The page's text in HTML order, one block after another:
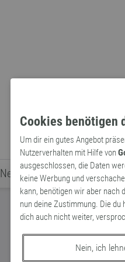
Cookies benötigen
Um dir ein gutes Angebot
Nutzerverhalten mit Hilfe von
ausgeschlossen, die Daten
keine Werbung und
kann, benötigen wir aber nach
nun deine Zustimmung. Die
dich auch nicht weiter,
Nein, ich
Neologismen